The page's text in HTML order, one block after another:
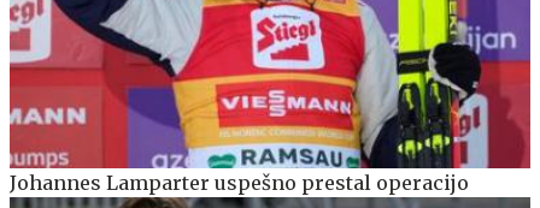
Johannes Lamparter uspešno prestal operacijo